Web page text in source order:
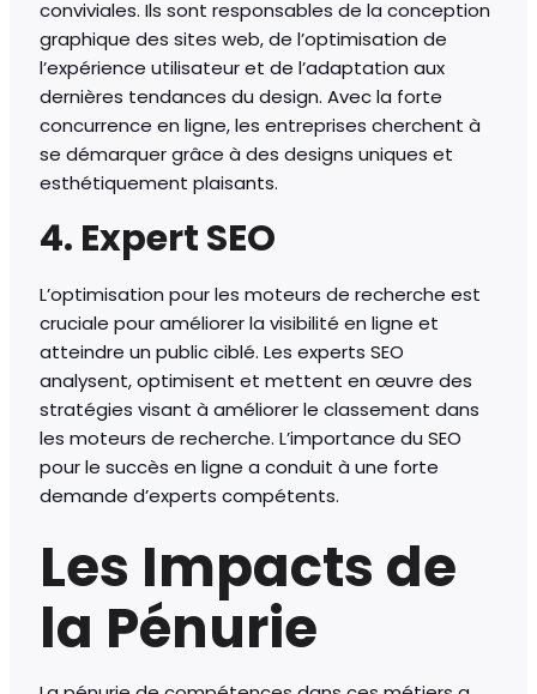
conviviales. Ils sont responsables de la conception
graphique des sites web, de l’optimisation de
l’expérience utilisateur et de l’adaptation aux
dernières tendances du design. Avec la forte
concurrence en ligne, les entreprises cherchent à
se démarquer grâce à des designs uniques et
esthétiquement plaisants.
4. Expert SEO
L’optimisation pour les moteurs de recherche est
cruciale pour améliorer la visibilité en ligne et
atteindre un public ciblé. Les experts SEO
analysent, optimisent et mettent en œuvre des
stratégies visant à améliorer le classement dans
les moteurs de recherche. L’importance du SEO
pour le succès en ligne a conduit à une forte
demande d’experts compétents.
Les Impacts de
la Pénurie